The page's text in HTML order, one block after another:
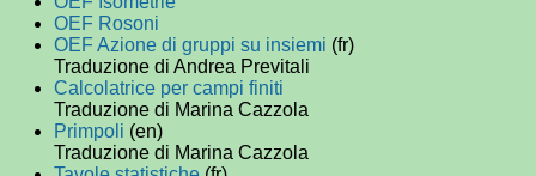
OEF Rosoni
OEF Azione di gruppi su insiemi (fr)
Traduzione di Andrea Previtali
Calcolatrice per campi finiti
Traduzione di Marina Cazzola
Primpoli (en)
Traduzione di Marina Cazzola